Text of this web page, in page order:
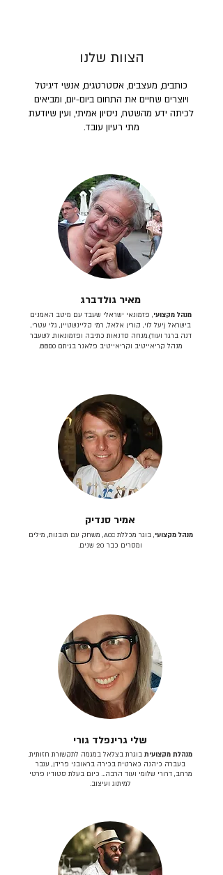
הצוות שלנו
כותבים, מעצבים, אסטרטגים, אנשי דיגיטל
ויוצרים שחיים את התחום ביום-יום, ומביאים
לכיתה ידע מהשטח, ניסיון אמיתי, ועין שיודעת
מתי רעיון עובד.
מאיר גולדברג
מנהל מקצועי, פזמונאי ישראלי שעבד עם מיטב האמנים
בישראל (יעל לוי, קורין אלאל, רמי קליינשטיין, גלי עטרי,
דנה ברגר ועוד).מנחה סדנאות כתיבה ופזמונאות. לשעבר
מנהל קריאייטיב וקריאייטיב פלאנר בגיתם BBDO.
אמיר סנדיק
מנהל מקצועי
, בוגר מכללת ACC, משחק עם תובנות, מילים
ומסרים כבר 20 שנים.
שלי גרינפלד גורי
מנהלת מקצועית בוגרת בצלאל במגמה לתקשורת חזותית.
בעברה כיהנה כארטית בכירה בראובני פרידן, ענבר
מרחב, דרורי שלומי ועוד הרבה… כיום בעלת סטודיו פרטי
למיתוג ועיצוב.